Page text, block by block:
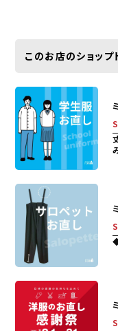
このお店のショップ